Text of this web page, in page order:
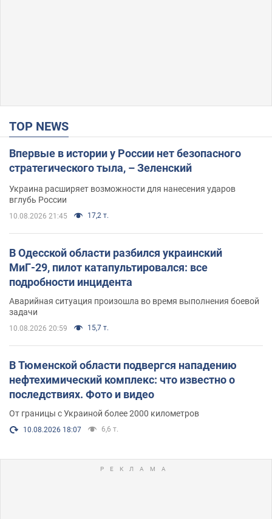
TOP NEWS
Впервые в истории у России нет безопасного
стратегического тыла, – Зеленский
Украина расширяет возможности для нанесения ударов
вглубь России
10.08.2026 21:45 17,2 т.
В Одесской области разбился украинский
МиГ-29, пилот катапультировался: все
подробности инцидента
Аварийная ситуация произошла во время выполнения боевой
задачи
10.08.2026 20:59 15,7 т.
В Тюменской области подвергся нападению
нефтехимический комплекс: что известно о
последствиях. Фото и видео
От границы с Украиной более 2000 километров
10.08.2026 18:07 6,6 т.